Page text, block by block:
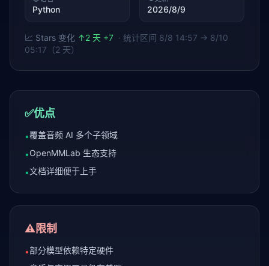
Python 2026/8/9
📈 Stars 变化 ↑2 天 +7 · 统计区间 8/8 14:57 → 8/10
05:17（2 天）
✅优点
•覆盖音频 AI 多个子领域
•OpenMMLab 生态支持
•文档详细便于上手
⚠️限制
•部分模型依赖特定硬件